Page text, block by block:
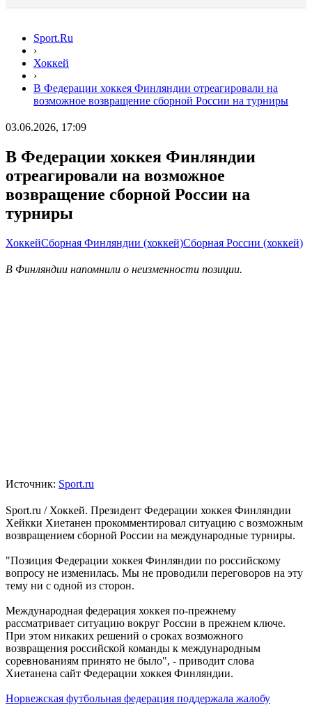
Sport.Ru
›
Хоккей
›
В Федерации хоккея Финляндии отреагировали на
возможное возвращение сборной России на турниры
03.06.2026, 17:09
В Федерации хоккея Финляндии
отреагировали на возможное
возвращение сборной России на
турниры
ХоккейСборная Финляндии (хоккей)Сборная России (хоккей)
В Финляндии напомнили о неизменности позиции.
Источник: Sport.ru
Sport.ru / Хоккей. Президент Федерации хоккея Финляндии
Хейкки Хиетанен прокомментировал ситуацию с возможным
возвращением сборной России на международные турниры.
"Позиция Федерации хоккея Финляндии по российскому
вопросу не изменилась. Мы не проводили переговоров на эту
тему ни с одной из сторон.
Международная федерация хоккея по-прежнему
рассматривает ситуацию вокруг России в прежнем ключе.
При этом никаких решений о сроках возможного
возвращения российской команды к международным
соревнованиям принято не было", - приводит слова
Хиетанена сайт Федерации хоккея Финляндии.
Норвежская футбольная федерация поддержала жалобу